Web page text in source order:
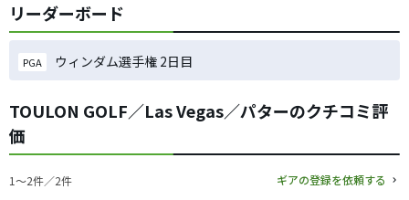
リーダーボード
PGA ウィンダム選手権 2日目
TOULON GOLF／Las Vegas／パターのクチコミ評
価
1〜2件／2件 ギアの登録を依頼する